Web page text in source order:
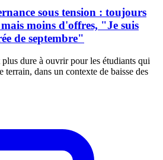
sous tension : toujours
moins d'offres, "Je suis
de septembre"
dure à ouvrir pour les étudiants qui
terrain, dans un contexte de baisse des